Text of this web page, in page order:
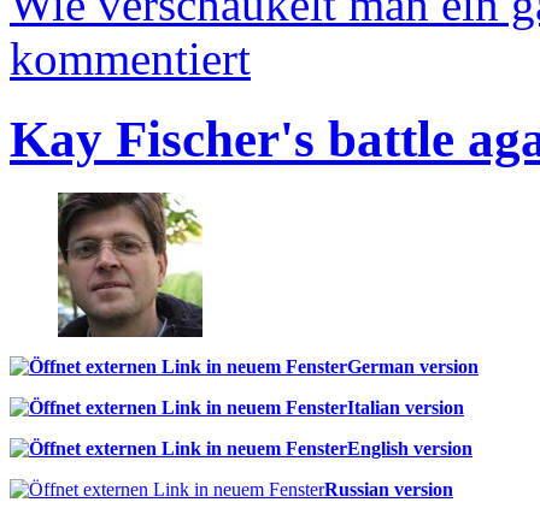
kommentiert
Kay Fischer's battle
German version
Italian version
English version
Russian version